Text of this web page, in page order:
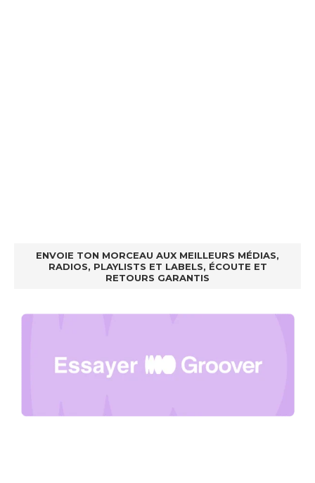
ENVOIE TON MORCEAU AUX MEILLEURS MÉDIAS,
RADIOS, PLAYLISTS ET LABELS, ÉCOUTE ET
RETOURS GARANTIS